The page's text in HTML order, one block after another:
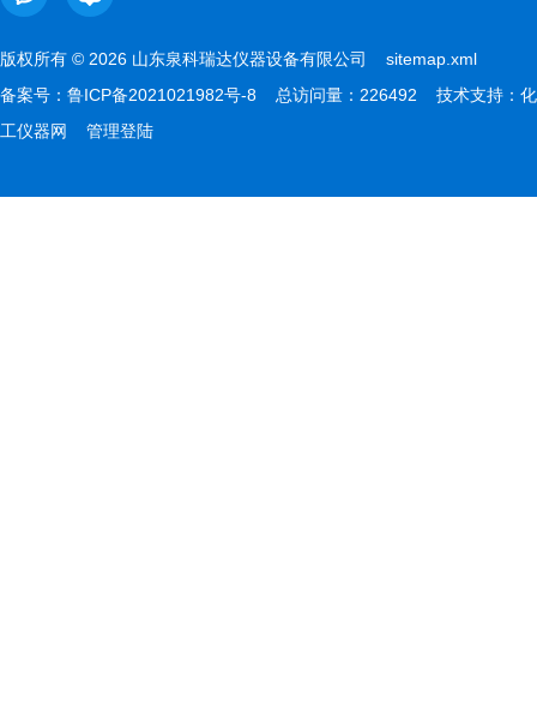
版权所有 © 2026 山东泉科瑞达仪器设备有限公司 sitemap.xml
备案号： 鲁ICP备2021021982号-8 总访问量：226492 技术支持： 化
工仪器网
管理登陆